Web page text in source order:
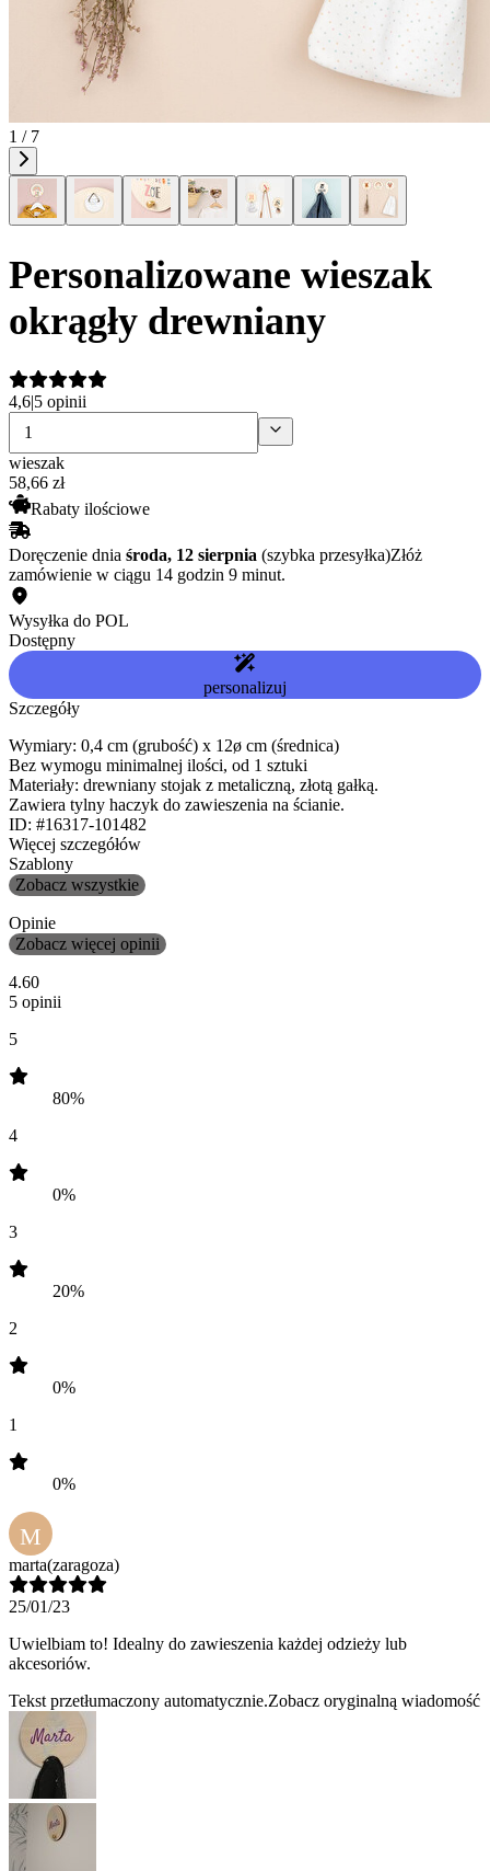
1 / 7
Personalizowane wieszak
okrągły drewniany
4,6|5 opinii
wieszak
58,66 zł
Rabaty ilościowe
Doręczenie dnia środa, 12 sierpnia (szybka przesyłka)Złóż
zamówienie w ciągu 14 godzin 9 minut.
Wysyłka do POL
Dostępny
personalizuj
Szczegóły
Wymiary: 0,4 cm (grubość) x 12ø cm (średnica)
Bez wymogu minimalnej ilości, od 1 sztuki
Materiały: drewniany stojak z metaliczną, złotą gałką.
Zawiera tylny haczyk do zawieszenia na ścianie.
ID: #16317-101482
Więcej szczegółów
Szablony
Zobacz wszystkie
Opinie
Zobacz więcej opinii
4.60
5 opinii
5
80%
4
0%
3
20%
2
0%
1
0%
M
marta(zaragoza)
25/01/23
Uwielbiam to! Idealny do zawieszenia każdej odzieży lub
akcesoriów.
Tekst przetłumaczony automatycznie.Zobacz oryginalną wiadomość